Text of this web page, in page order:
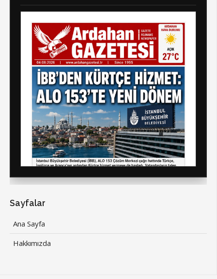
Sayfalar
Ana Sayfa
Hakkımızda